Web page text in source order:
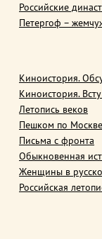
Российские
Петергоф –
Киноистория.
Киноистория.
Летопись веков
Пешком по Москве
Письма с фронта
Обыкновенная
Женщины в
Российская